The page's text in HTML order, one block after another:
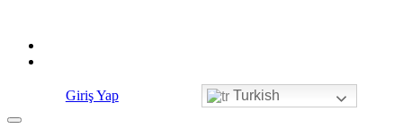
content
Giriş Yap Turkish